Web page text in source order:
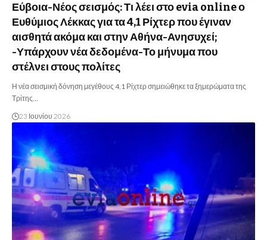
Εύβοια-Νέος σεισμός: Τι λέει στο evia online ο
Ευθύμιος Λέκκας για τα 4,1 Ρίχτερ που έγιναν
αισθητά ακόμα και στην Αθήνα-Ανησυχεί;
-Υπάρχουν νέα δεδομένα-Το μήνυμα που
στέλνει στους πολίτες
Η νέα σεισμική δόνηση μεγέθους 4,1 Ρίχτερ σημειώθηκε τα ξημερώματα της
Τρίτης…
23 Ιουνίου 2026